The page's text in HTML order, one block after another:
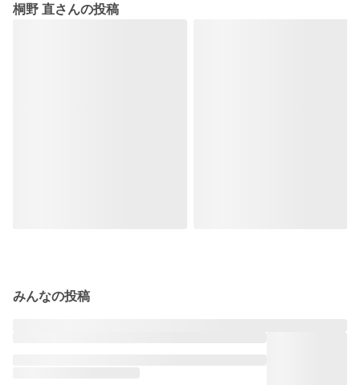
桐野 直さんの投稿
みんなの投稿